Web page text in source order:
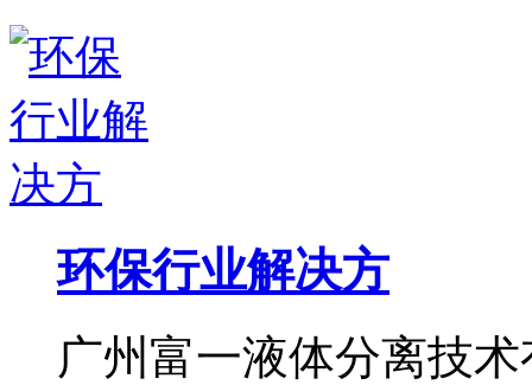
环保行业解决方
广州富一液体分离技